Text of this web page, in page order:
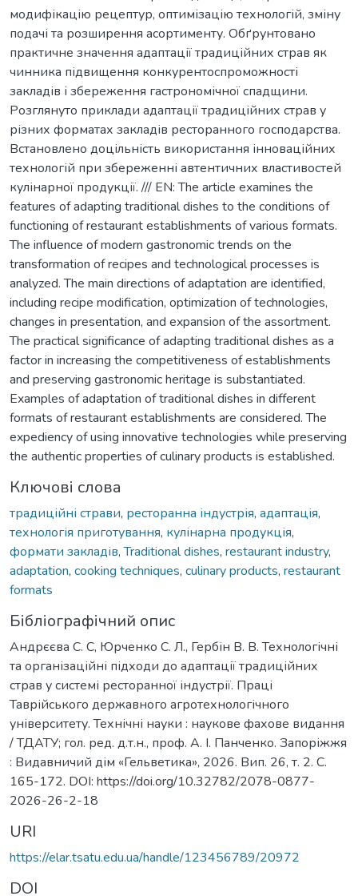
модифікацію рецептур, оптимізацію технологій, зміну
подачі та розширення асортименту. Обґрунтовано
практичне значення адаптації традиційних страв як
чинника підвищення конкурентоспроможності
закладів і збереження гастрономічної спадщини.
Розглянуто приклади адаптації традиційних страв у
різних форматах закладів ресторанного господарства.
Встановлено доцільність використання інноваційних
технологій при збереженні автентичних властивостей
кулінарної продукції. /// EN: The article examines the
features of adapting traditional dishes to the conditions of
functioning of restaurant establishments of various formats.
The influence of modern gastronomic trends on the
transformation of recipes and technological processes is
analyzed. The main directions of adaptation are identified,
including recipe modification, optimization of technologies,
changes in presentation, and expansion of the assortment.
The practical significance of adapting traditional dishes as a
factor in increasing the competitiveness of establishments
and preserving gastronomic heritage is substantiated.
Examples of adaptation of traditional dishes in different
formats of restaurant establishments are considered. The
expediency of using innovative technologies while preserving
the authentic properties of culinary products is established.
Ключові слова
традиційні страви, ресторанна індустрія, адаптація,
технологія приготування, кулінарна продукція,
формати закладів,Traditional dishes, restaurant industry,
adaptation, cooking techniques, culinary products, restaurant
formats
Бібліографічний опис
Андрєєва С. С, Юрченко С. Л., Гербін В. В. Технологічні
та організаційні підходи до адаптації традиційних
страв у системі ресторанної індустрії. Праці
Таврійського державного агротехнологічного
університету. Технічні науки : наукове фахове видання
/ ТДАТУ; гол. ред. д.т.н., проф. А. І. Панченко. Запоріжжя
: Видавничий дім «Гельветика», 2026. Вип. 26, т. 2. С.
165-172. DOI: https://doi.org/10.32782/2078-0877-
2026-26-2-18
URI
https://elar.tsatu.edu.ua/handle/123456789/20972
DOI